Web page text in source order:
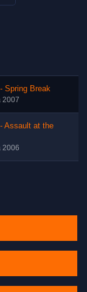
Spring Break
2007
Assault at the
2006